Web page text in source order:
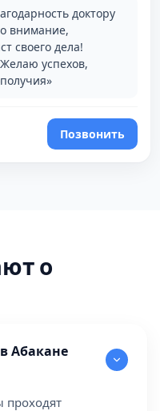
доктору
внимание,
своего дела!
успехов,
Позвонить
о
Абакане
проходят